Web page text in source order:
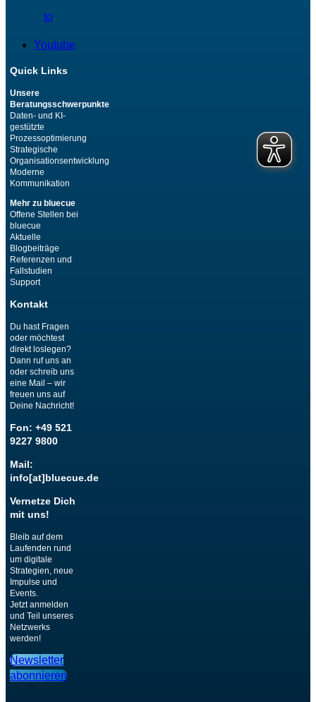
to
Youtube
Quick Links
Unsere
Beratungsschwerpunkte
Daten- und KI-
gestützte
Prozessoptimierung
Strategische
Organisationsentwicklung
Moderne
Kommunikation
Mehr zu bluecue
Offene Stellen bei
bluecue
Aktuelle
Blogbeiträge
Referenzen und
Fallstudien
Support
Kontakt
Du hast Fragen
oder möchtest
direkt loslegen?
Dann ruf uns an
oder schreib uns
eine Mail – wir
freuen uns auf
Deine Nachricht!
Fon: +49 521
9227 9800
Mail:
info[at]bluecue.de
Vernetze Dich
mit uns!
Bleib auf dem
Laufenden rund
um digitale
Strategien, neue
Impulse und
Events.
Jetzt anmelden
und Teil unseres
Netzwerks
werden!
Newsletter
abonnieren